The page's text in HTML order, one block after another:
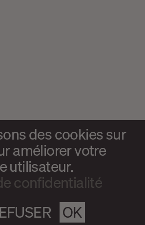
des cookies sur
améliorer votre
utilisateur.
confidentialité
OK